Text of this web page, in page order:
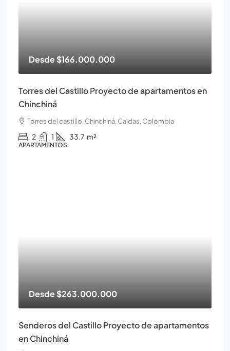
Desde$166.000.000
Torres del Castillo Proyecto de apartamentos en
Chinchiná
Torres del castillo, Chinchiná, Caldas, Colombia
2 1 33.7 m²
APARTAMENTOS
Desde$263.000.000
Senderos del Castillo Proyecto de apartamentos
en Chinchiná